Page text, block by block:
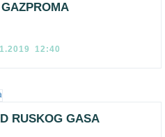
12:40
RUSKOG GASA